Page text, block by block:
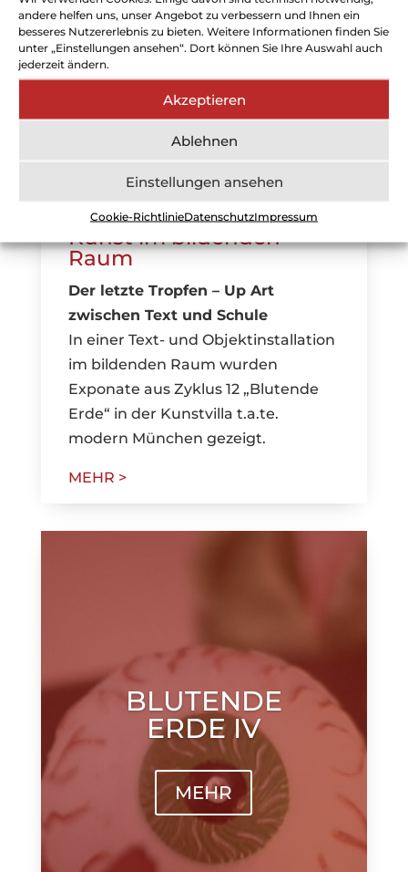
andere helfen uns, unser Angebot zu verbessern und Ihnen ein
besseres Nutzererlebnis zu bieten. Weitere Informationen finden Sie
unter „Einstellungen ansehen“. Dort können Sie Ihre Auswahl auch
jederzeit ändern.
Akzeptieren
Ablehnen
Einstellungen ansehen
Cookie-RichtlinieDatenschutzImpressum
Kunst im bildenden
Raum
Der letzte Tropfen – Up Art
zwischen Text und Schule
In einer Text- und Objektinstallation
im bildenden Raum wurden
Exponate aus Zyklus 12 „Blutende
Erde“ in der Kunstvilla t.a.te.
modern München gezeigt.
MEHR >
BLUTENDE
ERDE IV
MEHR